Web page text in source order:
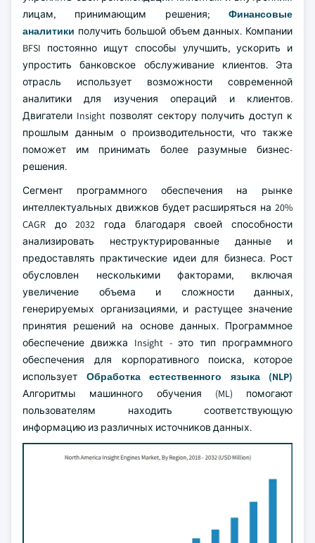
лицам, принимающим решения; Финансовые
аналитики получить большой объем данных. Компании
BFSI постоянно ищут способы улучшить, ускорить и
упростить банковское обслуживание клиентов. Эта
отрасль использует возможности современной
аналитики для изучения операций и клиентов.
Двигатели Insight позволят сектору получить доступ к
прошлым данным о производительности, что также
поможет им принимать более разумные бизнес-
решения.
Сегмент программного обеспечения на рынке
интеллектуальных движков будет расширяться на 20%
CAGR до 2032 года благодаря своей способности
анализировать неструктурированные данные и
предоставлять практические идеи для бизнеса. Рост
обусловлен несколькими факторами, включая
увеличение объема и сложности данных,
генерируемых организациями, и растущее значение
принятия решений на основе данных. Программное
обеспечение движка Insight - это тип программного
обеспечения для корпоративного поиска, которое
использует Обработка естественного языка (NLP)
Алгоритмы машинного обучения (ML) помогают
пользователям находить соответствующую
информацию из различных источников данных.